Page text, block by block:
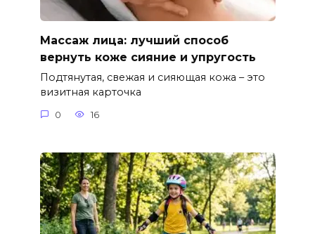
Массаж лица: лучший способ
вернуть коже сияние и упругость
Подтянутая, свежая и сияющая кожа – это
визитная карточка
0 16